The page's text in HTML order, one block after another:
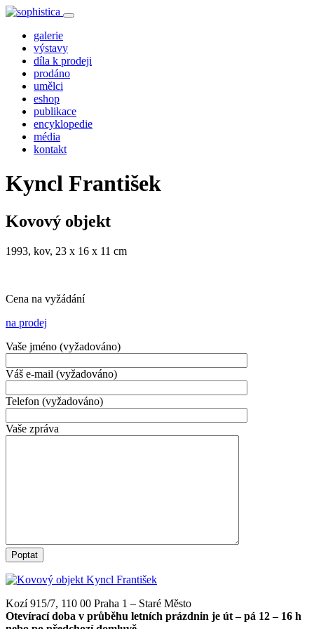
galerie
výstavy
díla k prodeji
prodáno
umělci
eshop
publikace
encyklopedie
média
kontakt
Kyncl František
Kovový objekt
1993, kov, 23 x 16 x 11 cm
Cena na vyžádání
na prodej
Vaše jméno (vyžadováno)
Váš e-mail (vyžadováno)
Telefon (vyžadováno)
Vaše zpráva
Kozí 915/7, 110 00 Praha 1 – Staré Město
Otevírací doba v průběhu letních prázdnin je út – pá 12 – 16 h